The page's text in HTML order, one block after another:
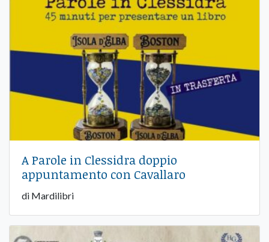
A Parole in Clessidra doppio
appuntamento con Cavallaro
di Mardilibri